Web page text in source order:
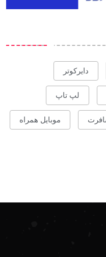
دایرکوتر
لپ تاپ
موبایل همراه